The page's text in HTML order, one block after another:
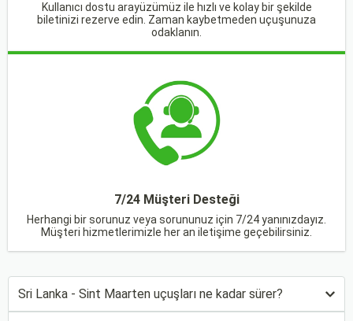
Kullanıcı dostu arayüzümüz ile hızlı ve kolay bir şekilde
biletinizi rezerve edin. Zaman kaybetmeden uçuşunuza
odaklanın.
7/24 Müşteri Desteği
Herhangi bir sorunuz veya sorununuz için 7/24 yanınızdayız.
Müşteri hizmetlerimizle her an iletişime geçebilirsiniz.
Sri Lanka - Sint Maarten uçuşları ne kadar sürer?